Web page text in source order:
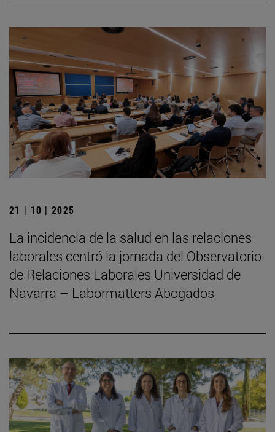
21 | 10 | 2025
La incidencia de la salud en las relaciones
laborales centró la jornada del Observatorio
de Relaciones Laborales Universidad de
Navarra – Labormatters Abogados